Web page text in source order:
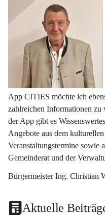
App CITIES möchte ich
zahlreichen Informationen zu
der App gibt es
Angebote aus dem
Veranstaltungstermine sowie
Gemeinderat und der
Bürgermeister Ing. Christian
Aktuelle